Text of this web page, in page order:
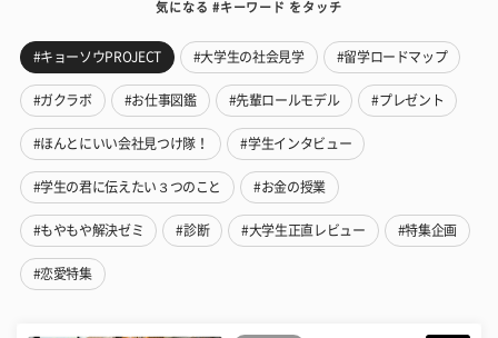
気になる #キーワード をタッチ
#キョーソウPROJECT #大学生の社会見学 #留学ロードマップ
#ガクラボ #お仕事図鑑 #先輩ロールモデル #プレゼント
#ほんとにいい会社見つけ隊！ #学生インタビュー
#学生の君に伝えたい３つのこと #お金の授業
#もやもや解決ゼミ #診断 #大学生正直レビュー #特集企画
#恋愛特集